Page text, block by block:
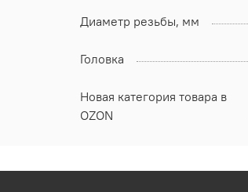
Диаметр резьбы, мм
Головка
Новая категория товара в
OZON